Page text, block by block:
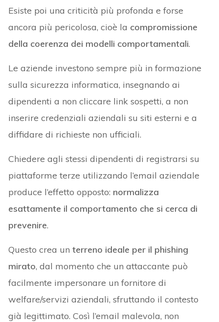
Esiste poi una criticità più profonda e forse
ancora più pericolosa, cioè la compromissione
della coerenza dei modelli comportamentali.
Le aziende investono sempre più in formazione
sulla sicurezza informatica, insegnando ai
dipendenti a non cliccare link sospetti, a non
inserire credenziali aziendali su siti esterni e a
diffidare di richieste non ufficiali.
Chiedere agli stessi dipendenti di registrarsi su
piattaforme terze utilizzando l’email aziendale
produce l’effetto opposto: normalizza
esattamente il comportamento che si cerca di
prevenire.
Questo crea unterreno ideale per il phishing
mirato, dal momento che un attaccante può
facilmente impersonare un fornitore di
welfare/servizi aziendali, sfruttando il contesto
già legittimato. Così l’email malevola, non